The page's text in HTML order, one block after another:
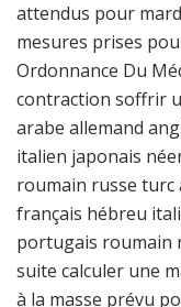
attendus pour
mesures prises
Ordonnance Du
contraction soffrir
arabe allemand
italien japonais
roumain russe turc
français hébreu
portugais roumain
suite calculer une
à la masse prévu